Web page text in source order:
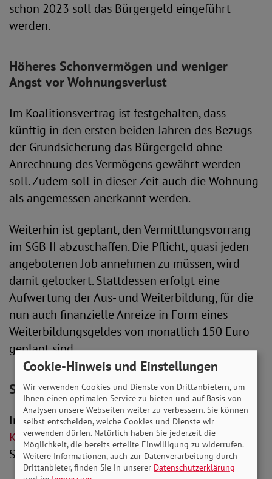
schon 2023 soll das Bürgergeld eingeführt
werden.
Höheres Schonvermögen und weniger
Angst vor Wohnungsverlust
Im Koalitionsvertrag ist festgehalten, dass
künftig in den ersten beiden Jahren des Bezugs
der Grundsicherung das Bürgergeld ohne
Anrechnung des Vermögens gewährt werden
soll. Zudem soll in dieser Zeit auch die Wohnung
als angemessen anerkannt werden.
Weiterhin ist geplant, den Vermittlungsvorrang
im SGB II abzuschaffen. Die Pflicht, quasi jeden
angebotenen Job annehmen zu müssen, wird
damit gelockert. Stattdessen erfolgt eine
Aufwertung der Aus- und Weiterbildung, für die
nun auch finanzielle Anreize in Form eines
Weiterbildungsgeldes von monatlich 150 Euro
geplant sind.
SoVD: Regelsatz muss deutlich steigen
In seiner
Stellungnahme zum
Koalitionsvertrag(ab Seite 20) begrüßt der
SoVD diese beiden Punkte ausdrücklich.
Cookie-Hinweis und Einstellungen
Wir verwenden Cookies und Dienste von Drittanbietern, um
Ihnen einen optimalen Service zu bieten und auf Basis von
Analysen unsere Webseiten weiter zu verbessern. Sie können
selbst entscheiden, welche Cookies und Dienste wir
verwenden dürfen. Natürlich haben Sie jederzeit die
Möglichkeit, die bereits erteilte Einwilligung zu widerrufen.
Weitere Informationen, auch zur Datenverarbeitung durch
Drittanbieter, finden Sie in unserer Datenschutzerklärung